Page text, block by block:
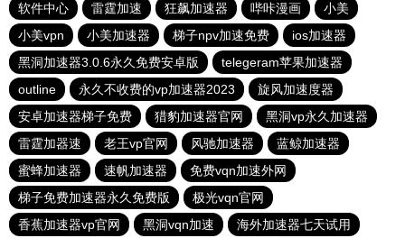
软件中心
雷霆加速 狂飙加速器 哔咔漫画
小美
小美vpn
小美加速器 梯子npv加速免费
ios加速器
黑洞加速器3.0.6永久免费安卓版
telegeram苹果加速器
outline
永久不收费的vp加速器2023
旋风加速度器
安卓加速器梯子免费
猎豹加速器官网
黑洞vp永久加速器
雷霆加器速
老王vp官网 风驰加速器
蓝鲸加速器
蜜蜂加速器
速帆加速器
免费vqn加速外网
梯子免费加速器永久免费版
极光vqn官网
香蕉加速器vp官网
黑洞vqn加速
海外加速器七天试用